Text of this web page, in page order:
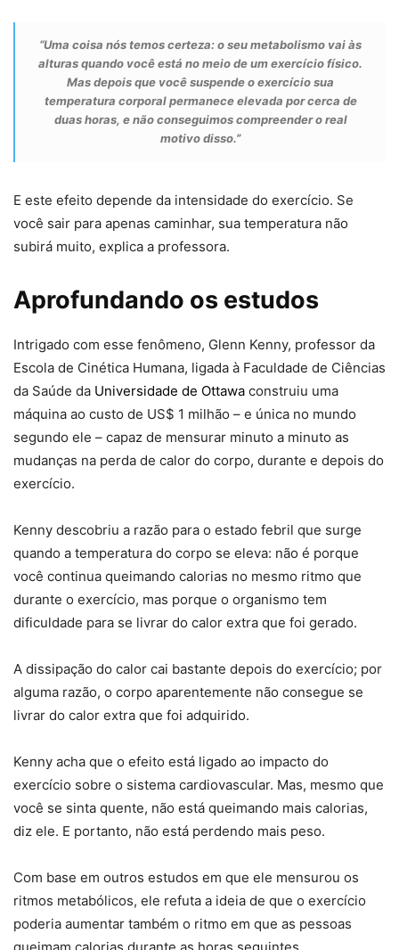
“Uma coisa nós temos certeza: o seu metabolismo vai às
alturas quando você está no meio de um exercício físico.
Mas depois que você suspende o exercício sua
temperatura corporal permanece elevada por cerca de
duas horas, e não conseguimos compreender o real
motivo disso.”
E este efeito depende da intensidade do exercício. Se
você sair para apenas caminhar, sua temperatura não
subirá muito, explica a professora.
Aprofundando os estudos
Intrigado com esse fenômeno, Glenn Kenny, professor da
Escola de Cinética Humana, ligada à Faculdade de Ciências
da Saúde da Universidade de Ottawa construiu uma
máquina ao custo de US$ 1 milhão – e única no mundo
segundo ele – capaz de mensurar minuto a minuto as
mudanças na perda de calor do corpo, durante e depois do
exercício.
Kenny descobriu a razão para o estado febril que surge
quando a temperatura do corpo se eleva: não é porque
você continua queimando calorias no mesmo ritmo que
durante o exercício, mas porque o organismo tem
dificuldade para se livrar do calor extra que foi gerado.
A dissipação do calor cai bastante depois do exercício; por
alguma razão, o corpo aparentemente não consegue se
livrar do calor extra que foi adquirido.
Kenny acha que o efeito está ligado ao impacto do
exercício sobre o sistema cardiovascular. Mas, mesmo que
você se sinta quente, não está queimando mais calorias,
diz ele. E portanto, não está perdendo mais peso.
Com base em outros estudos em que ele mensurou os
ritmos metabólicos, ele refuta a ideia de que o exercício
poderia aumentar também o ritmo em que as pessoas